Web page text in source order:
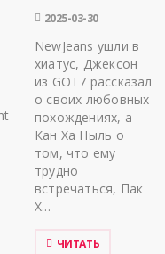
2025-03-30
NewJeans ушли в
хиатус, Джексон
из GOT7 рассказал
о своих любовных
похождениях, а
Кан Ха Ныль о
том, что ему
трудно
встречаться, Пак
Х...
ЧИТАТЬ